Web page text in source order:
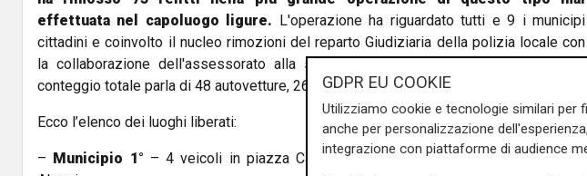
effettuata nel capoluogo ligure. L'operazione ha riguardato tutti e 9 i municipi
cittadini e coinvolto il nucleo rimozioni del reparto Giudiziaria della polizia locale con
la collaborazione dell'assessorato alla sicurezza e di quello all'igiene urbana. Il
conteggio totale parla di 48 autovetture, 26 motoveicoli e un autocarro rimossi.
Ecco l’elenco dei luoghi liberati:
– Municipio 1° – 4 veicoli in piazza Cavour, via Fieschi, via delle Grazie, piazza
GDPR EU COOKIE
Utilizziamo cookie e tecnologie similari per
anche per personalizzazione
integrazione con piattaforme di audience